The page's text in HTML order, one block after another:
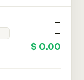
—
—
$ 0.00